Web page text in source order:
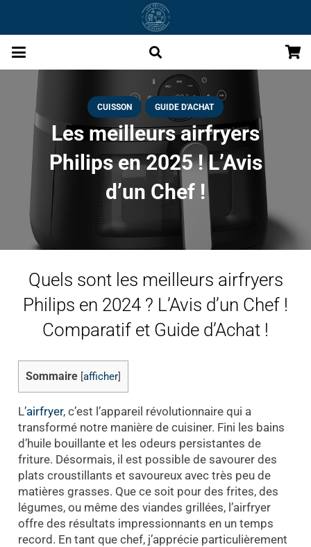
CUISSON GUIDE D'ACHAT
Les meilleurs airfryers
Philips en 2025 ! L’Avis
d’un Chef !
Quels sont les meilleurs airfryers
Philips en 2024 ? L’Avis d’un Chef !
Comparatif et Guide d’Achat !
Sommaire afficher]
L’airfryer, c’est l’appareil révolutionnaire qui a
transformé notre manière de cuisiner. Fini les bains
d’huile bouillante et les odeurs persistantes de
friture. Désormais, il est possible de savourer des
plats croustillants et savoureux avec très peu de
matières grasses. Que ce soit pour des frites, des
légumes, ou même des viandes grillées, l’airfryer
offre des résultats impressionnants en un temps
record. En tant que chef, j’apprécie particulièrement